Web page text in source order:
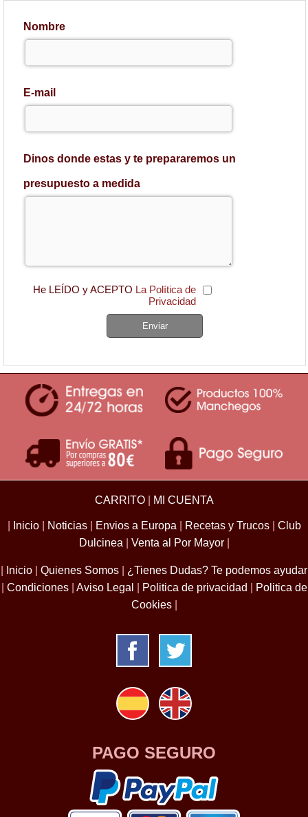
Nombre
E-mail
Dinos donde estas y te prepararemos un
presupuesto a medida
He LEÍDO y ACEPTO La Política de
Privacidad
Enviar
CARRITO| MI CUENTA
Inicio Noticias Envios a Europa Recetas y Trucos
Club
Dulcinea
Venta al Por Mayor
Inicio Quienes Somos
¿Tienes Dudas? Te podemos ayudar
Condiciones Aviso Legal Politica de privacidad
Politica de
Cookies
PAGO SEGURO